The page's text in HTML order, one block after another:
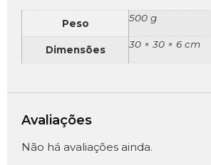
Peso 500 g
Dimensões 30 × 30 × 6 cm
Avaliações
Não há avaliações ainda.